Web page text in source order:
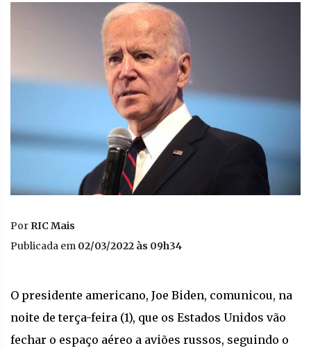
Por RIC Mais
Publicada em 02/03/2022 às 09h34
O presidente americano, Joe Biden, comunicou, na
noite de terça-feira (1), que os Estados Unidos vão
fechar o espaço aéreo a aviões russos, seguindo o